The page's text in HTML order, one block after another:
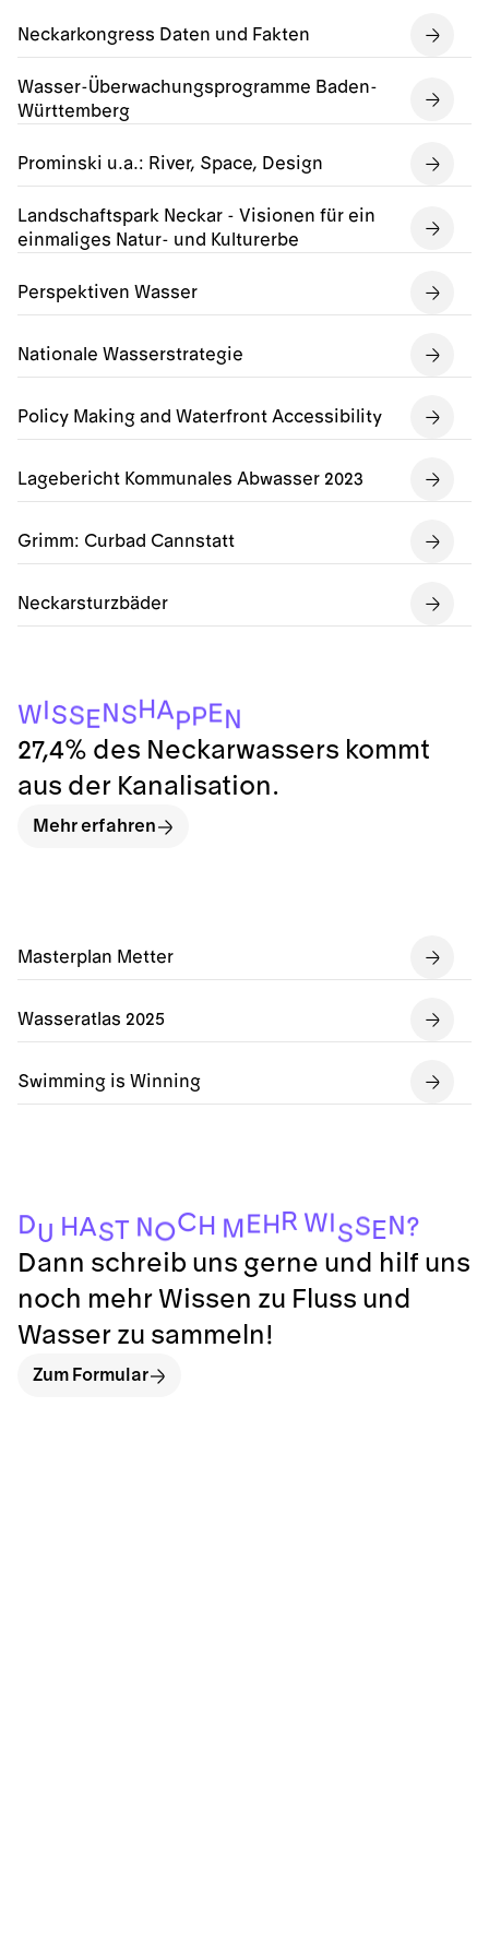
Neckarkongress Daten und Fakten
Wasser-Überwachungsprogramme Baden-
Württemberg
Prominski u.a.: River, Space, Design
Landschaftspark Neckar - Visionen für ein
einmaliges Natur- und Kulturerbe
Perspektiven Wasser
Nationale Wasserstrategie
Policy Making and Waterfront Accessibility
Lagebericht Kommunales Abwasser 2023
Grimm: Curbad Cannstatt
Neckarsturzbäder
Masterplan Metter
Wasseratlas 2025
Swimming is Winning
WISSE N SHAPP EN
27,4% des Neckarwassers kommt
aus der Kanalisation.
Mehr erfahren
DU H AST N OC H MEH R WISS EN?
Dann schreib uns gerne und hilf uns
noch mehr Wissen zu Fluss und
Wasser zu sammeln!
Zum Formular